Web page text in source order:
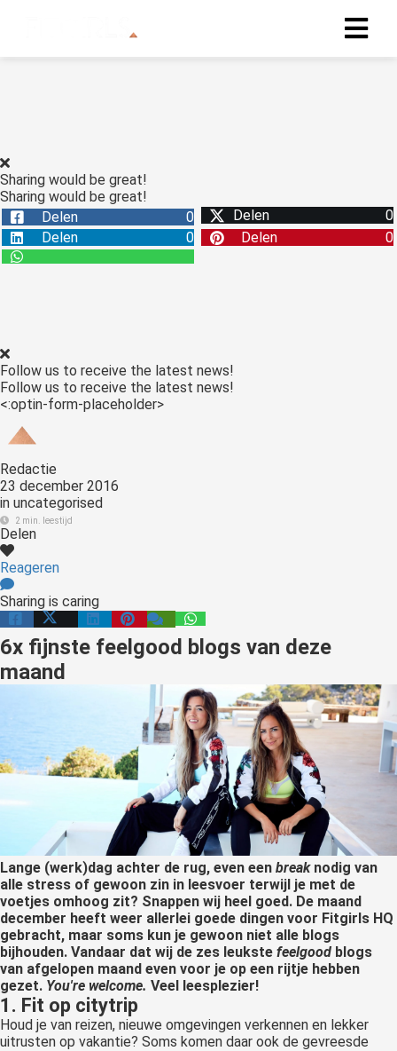
Sharing would be great!
Sharing would be great!
Delen
0 Delen
0
Delen
0 Delen 0
Follow us to receive the latest news!
Follow us to receive the latest news!
<:optin-form-placeholder>
Redactie
23 december 2016
in uncategorised
2 min. leestijd
Delen
Reageren
Sharing is caring
6x fijnste feelgood blogs van deze
maand
Lange (werk)dag achter de rug, even een breaknodig van
alle stress of gewoon zin in leesvoer terwijl je met de
voetjes omhoog zit? Snappen wij heel goed. De maand
december heeft weer allerlei goede dingen voor Fitgirls HQ
gebracht, maar soms kun je gewoon niet alle blogs
bijhouden. Vandaar dat wij de zes leukste feelgood blogs
van afgelopen maand even voor je op een rijtje hebben
gezet. You're welcome. Veel leesplezier!
1. Fit op citytrip
Houd je van reizen, nieuwe omgevingen verkennen en lekker
uitrusten op vakantie? Soms komen daar ook de gevreesde